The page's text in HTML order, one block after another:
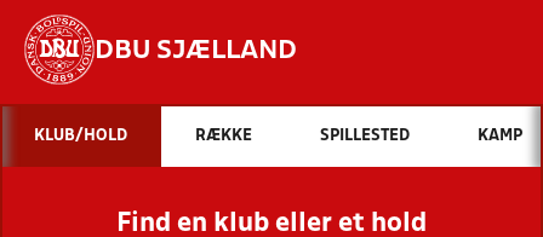
DBU SJÆLLAND
Hvad vil du søge efter?
INDHOLD OG NYHEDER
STILLINGER, RESULTATER, KLUBBER OG
KLUB/HOLD RÆKKE SPILLESTED KAMP
Find en klub eller et hold